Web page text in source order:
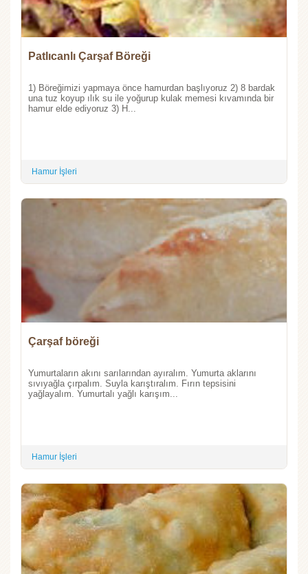
Patlıcanlı Çarşaf Böreği
1) Böreğimizi yapmaya önce hamurdan başlıyoruz 2) 8 bardak
una tuz koyup ılık su ile yoğurup kulak memesi kıvamında bir
hamur elde ediyoruz 3) H...
Hamur İşleri
Çarşaf böreği
Yumurtaların akını sarılarından ayıralım. Yumurta aklarını
sıvıyağla çırpalım. Suyla karıştıralım. Fırın tepsisini
yağlayalım. Yumurtalı yağlı karışım...
Hamur İşleri